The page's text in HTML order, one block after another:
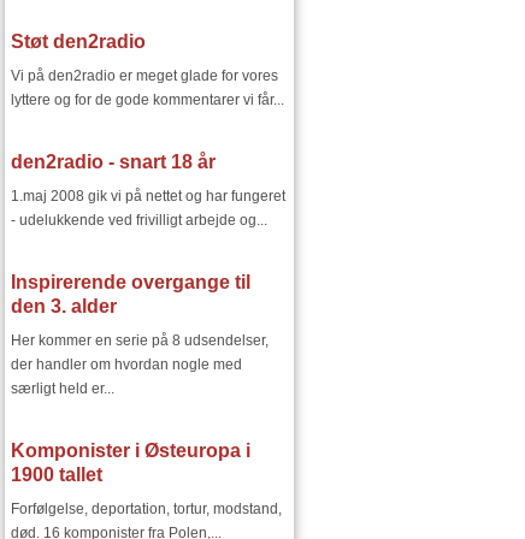
Støt den2radio
Vi på den2radio er meget glade for vores
lyttere og for de gode kommentarer vi får...
den2radio - snart 18 år
1.maj 2008 gik vi på nettet og har fungeret
- udelukkende ved frivilligt arbejde og...
Inspirerende overgange til
den 3. alder
Her kommer en serie på 8 udsendelser,
der handler om hvordan nogle med
særligt held er...
Komponister i Østeuropa i
1900 tallet
Forfølgelse, deportation, tortur, modstand,
død. 16 komponister fra Polen,...